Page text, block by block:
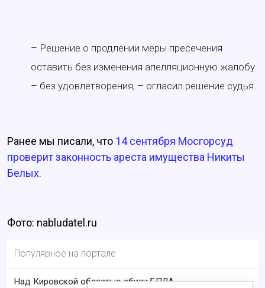
– Решение о продлении меры пресечения
оставить без изменения апелляционную жалобу
– без удовлетворения, – огласил решение судья.
Ранее мы писали, что 14 сентября Мосгорсуд
проверит законность ареста имущества Никиты
Белых.
Фото: nabludatel.ru
Популярное на портале
Над Кировской областью сбили БПЛА